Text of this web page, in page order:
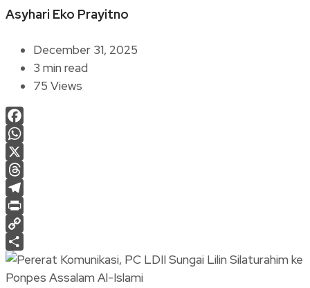
Asyhari Eko Prayitno
December 31, 2025
3 min read
75 Views
Facebook
WhatsApp
X
Threads
Telegram
Print
Copy
Link
Share